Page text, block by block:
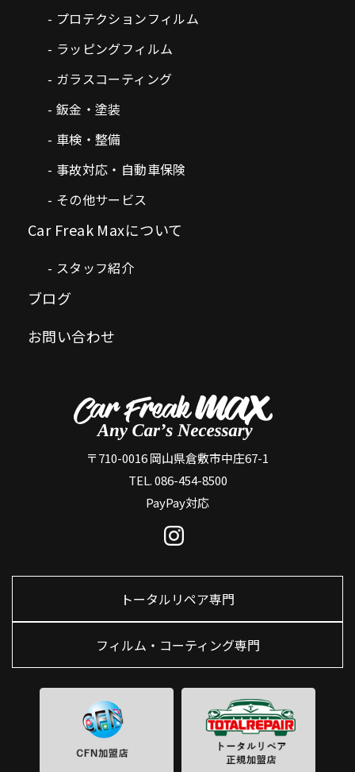
プロテクションフィルム
ラッピングフィルム
ガラスコーティング
鈑金・塗装
車検・整備
事故対応・自動車保険
その他サービス
Car Freak Maxについて
スタッフ紹介
ブログ
お問い合わせ
〒710-0016 岡山県倉敷市中庄67-1
TEL. 086-454-8500
PayPay対応
トータルリペア専門
フィルム・コーティング専門